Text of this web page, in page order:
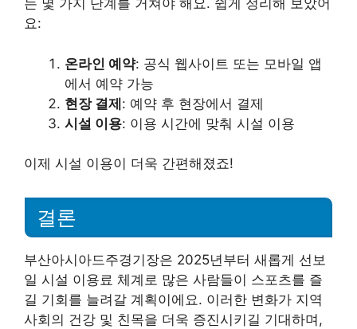
는 몇 가지 단계를 거쳐야 해요. 쉽게 정리해 보았어
요:
온라인 예약: 공식 웹사이트 또는 모바일 앱
에서 예약 가능
현장 결제: 예약 후 현장에서 결제
시설 이용: 이용 시간에 맞춰 시설 이용
이제 시설 이용이 더욱 간편해졌죠!
결론
부산아시아드주경기장은 2025년부터 새롭게 선보
일 시설 이용료 체계로 많은 사람들이 스포츠를 즐
길 기회를 늘려갈 계획이에요. 이러한 변화가 지역
사회의 건강 및 친목을 더욱 증진시키길 기대하며,